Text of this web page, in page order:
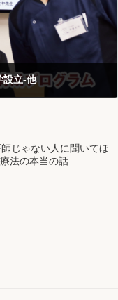
設立-他
じゃない人に聞いてほ
法の本当の話